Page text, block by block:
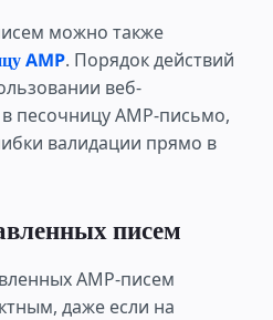
можно также
AMP. Порядок действий
веб-
песочницу AMP-письмо,
валидации прямо в
писем
AMP-писем
даже если на